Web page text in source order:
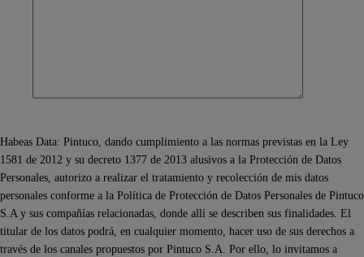
Habeas Data: Pintuco, dando cumplimiento a las normas previstas en la Ley
1581 de 2012 y su decreto 1377 de 2013 alusivos a la Protección de Datos
Personales, autorizo a realizar el tratamiento y recolección de mis datos
personales conforme a la Política de Protección de Datos Personales de Pintuco
S.A y sus compañías relacionadas, donde allí se describen sus finalidades. El
titular de los datos podrá, en cualquier momento, hacer uso de sus derechos a
través de los canales propuestos por Pintuco S.A. Por ello, lo invitamos a